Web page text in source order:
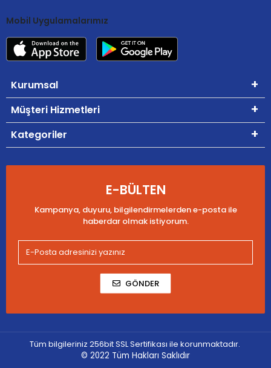
Mobil Uygulamalarımız
Kurumsal
Müşteri Hizmetleri
Kategoriler
E-BÜLTEN
Kampanya, duyuru, bilgilendirmelerden e-posta ile
haberdar olmak istiyorum.
GÖNDER
Tüm bilgileriniz 256bit SSL Sertifikası ile korunmaktadır.
© 2022 Tüm Hakları Saklıdır